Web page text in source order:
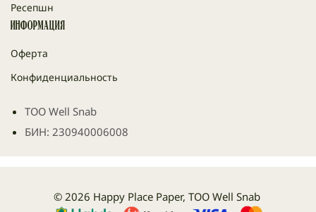
Ресепшн
Информация
Оферта
Конфиденциальность
ТОО Well Snab
БИН: 230940006008
© 2026 Happy Place Paper, ТОО Well Snab